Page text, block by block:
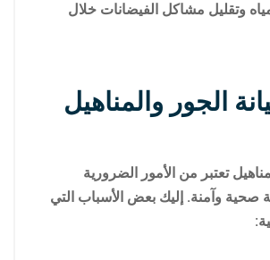
وتقليل مشاكل الفيضانات خلال
الجور والمناهيل
تعتبر من الأمور الضرورية
صحية وآمنة. إليك بعض الأسباب التي